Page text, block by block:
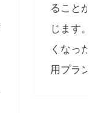
ることが
じます。
くなった
用プラン